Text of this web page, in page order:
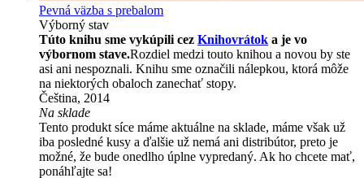
Pevná väzba s prebalom
Výborný stav
Túto knihu sme vykúpili cez Knihovrátok a je vo
výbornom stave.Rozdiel medzi touto knihou a novou by ste
asi ani nespoznali. Knihu sme označili nálepkou, ktorá môže
na niektorých obaloch zanechať stopy.
Čeština, 2014
Na sklade
Tento produkt síce máme aktuálne na sklade, máme však už
iba posledné kusy a ďalšie už nemá ani distribútor, preto je
možné, že bude onedlho úplne vypredaný. Ak ho chcete mať,
ponáhľajte sa!